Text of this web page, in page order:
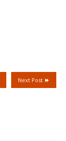
Next Post